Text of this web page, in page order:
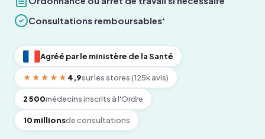
Consultations remboursables*
Agréé par le ministère de la Santé
★★★★★ 4,9sur les stores (125k avis)
2 500médecins inscrits à l'Ordre
10 millionsde consultations